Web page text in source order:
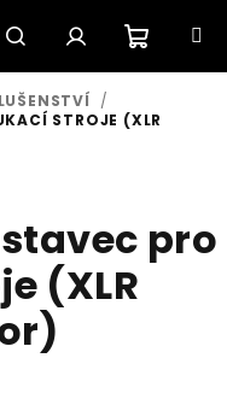
HledatPřihlášení
/
STROJE (XLR
pro
(XLR